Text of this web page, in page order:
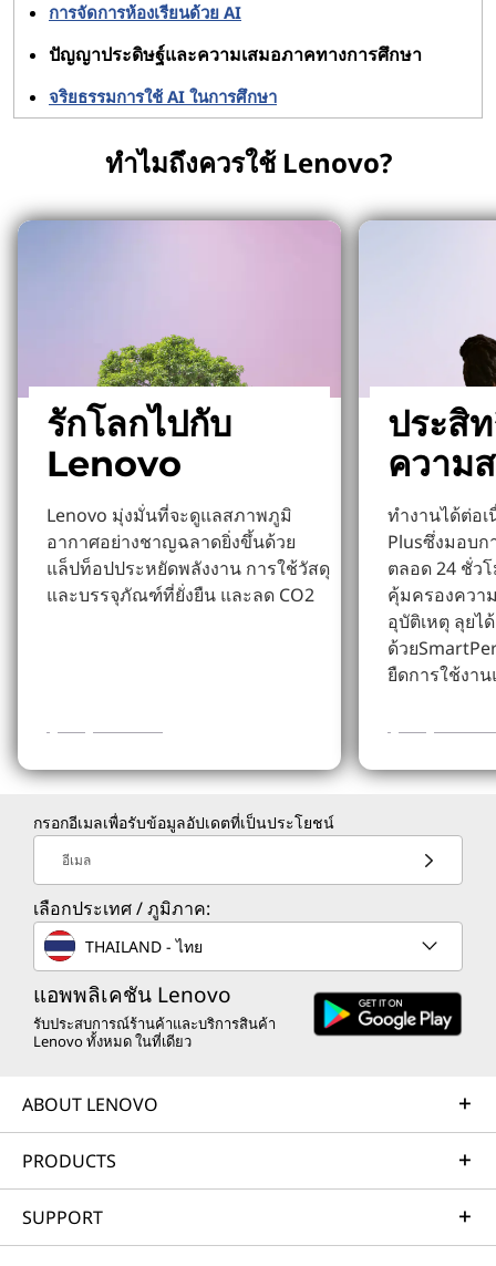
การจัดการห้องเรียนด้วย AI
ปัญญาประดิษฐ์และความเสมอภาคทางการศึกษา
จริยธรรมการใช้ AI ในการศึกษา
ทำไมถึงควรใช้ Lenovo?
รักโลกไปกับ
Lenovo
Lenovo มุ่งมั่นที่จะดูแลสภาพภูมิ
อากาศอย่างชาญฉลาดยิ่งขึ้นด้วย
แล็ปท็อปประหยัดพลังงาน การใช้วัสดุ
และบรรจุภัณฑ์ที่ยั่งยืน และลด CO2
ประสิ
ความ
ทำงานได้ต่อ
Plusซึ่งมอบ
ตลอด 24 ชั่ว
คุ้มครองควา
อุบัติเหตุ ลุยไ
ด้วย
ยืดการใช้งาน
กรอกอีเมลเพื่อรับข้อมูลอัปเดตที่เป็นประโยชน์
อีเมล
เลือกประเทศ / ภูมิภาค:
THAILAND - ไทย
แอพพลิเคชัน Lenovo
รับประสบการณ์ร้านค้าและบริการสินค้า
Lenovo ทั้งหมด ในที่เดียว
ABOUT LENOVO
PRODUCTS
SUPPORT